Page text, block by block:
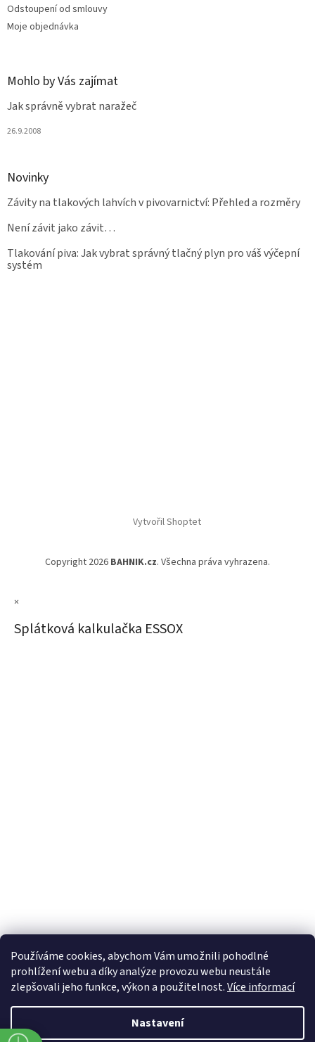
Používáme cookies, abychom Vám umožnili pohodlné
prohlížení webu a díky analýze provozu webu neustále
zlepšovali jeho funkce, výkon a použitelnost.Více informací
Nastavení
Odstoupení od smlouvy
Moje objednávka
Mohlo by Vás zajímat
Jak správně vybrat naražeč
26.9.2008
Novinky
Závity na tlakových lahvích v pivovarnictví: Přehled a rozměry
Není závit jako závit…
Tlakování piva: Jak vybrat správný tlačný plyn pro váš výčepní
systém
Vytvořil Shoptet
Copyright 2026 BAHNIK.cz. Všechna práva vyhrazena.
×
Splátková kalkulačka ESSOX